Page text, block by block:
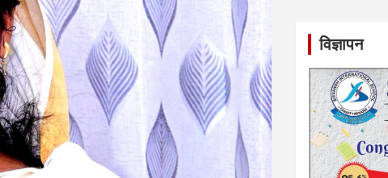
विज्ञापन